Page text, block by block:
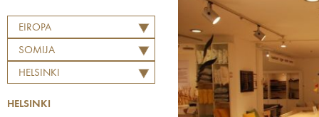
EIROPA
SOMIJA
HELSINKI
HELSINKI